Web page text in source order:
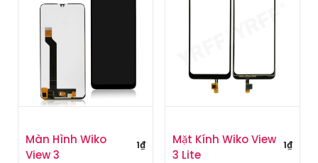
Màn Hình Wiko
View 3
1₫
Mặt Kính Wiko View
3 Lite
1₫